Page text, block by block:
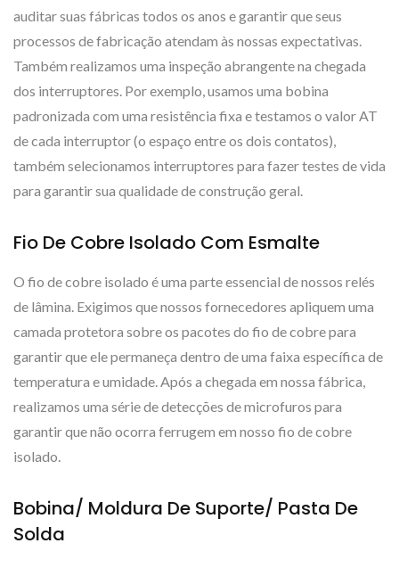
auditar suas fábricas todos os anos e garantir que seus
processos de fabricação atendam às nossas expectativas.
Também realizamos uma inspeção abrangente na chegada
dos interruptores. Por exemplo, usamos uma bobina
padronizada com uma resistência fixa e testamos o valor AT
de cada interruptor (o espaço entre os dois contatos),
também selecionamos interruptores para fazer testes de vida
para garantir sua qualidade de construção geral.
Fio De Cobre Isolado Com Esmalte
O fio de cobre isolado é uma parte essencial de nossos relés
de lâmina. Exigimos que nossos fornecedores apliquem uma
camada protetora sobre os pacotes do fio de cobre para
garantir que ele permaneça dentro de uma faixa específica de
temperatura e umidade. Após a chegada em nossa fábrica,
realizamos uma série de detecções de microfuros para
garantir que não ocorra ferrugem em nosso fio de cobre
isolado.
Bobina/ Moldura De Suporte/ Pasta De
Solda